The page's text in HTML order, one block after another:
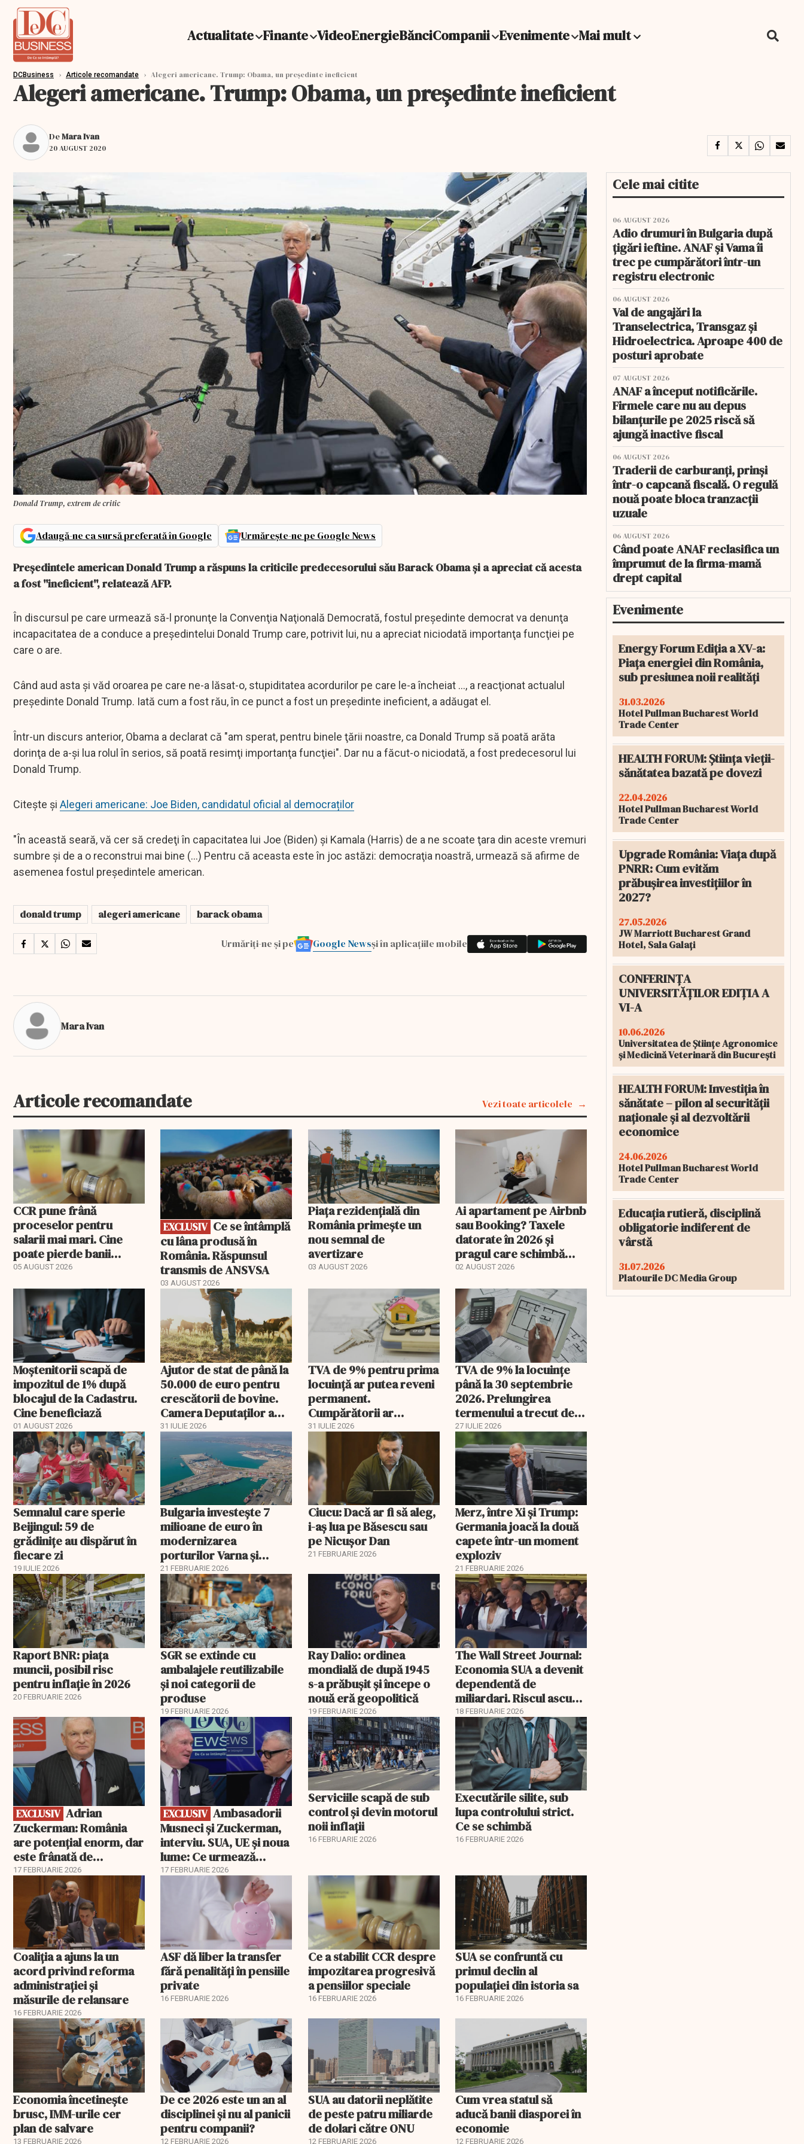
Actualitate Finante VideoEnergieBănciCompanii Evenimente Mai mult
DCBusiness › Articole recomandate › Alegeri americane. Trump: Obama, un președinte ineficient
Alegeri americane. Trump: Obama, un președinte ineficient
DeMara Ivan
20 AUGUST 2020
Donald Trump, extrem de critic
Adaugă-ne ca sursă preferată în Google Urmărește-ne pe Google News
Preşedintele american Donald Trump a răspuns la criticile predecesorului său Barack Obama şi a apreciat că acesta
a fost ''ineficient'', relatează AFP.
În discursul pe care urmează să-l pronunţe la Convenţia Naţională Democrată, fostul preşedinte democrat va denunţa
incapacitatea de a conduce a preşedintelui Donald Trump care, potrivit lui, nu a apreciat niciodată importanţa funcţiei pe
care o are.
Când aud asta şi văd oroarea pe care ne-a lăsat-o, stupiditatea acordurilor pe care le-a încheiat ..., a reacţionat actualul
preşedinte Donald Trump. Iată cum a fost rău, în ce punct a fost un preşedinte ineficient, a adăugat el.
Într-un discurs anterior, Obama a declarat că "am sperat, pentru binele ţării noastre, ca Donald Trump să poată arăta
dorinţa de a-şi lua rolul în serios, să poată resimţi importanţa funcţiei". Dar nu a făcut-o niciodată, a fost predecesorul lui
Donald Trump.
Citește și Alegeri americane: Joe Biden, candidatul oficial al democraților
"În această seară, vă cer să credeţi în capacitatea lui Joe (Biden) şi Kamala (Harris) de a ne scoate ţara din aceste vremuri
sumbre şi de a o reconstrui mai bine (...) Pentru că aceasta este în joc astăzi: democraţia noastră, urmează să afirme de
asemenea fostul preşedintele american.
donald trump alegeri americane barack obama
Urmăriți-ne și pe Google Newsși în aplicațiile mobile
Mara Ivan
Articole recomandate Vezi toate articolele
CCR pune frână
proceselor pentru
salarii mai mari. Cine
poate pierde banii
ceruți statului
05 AUGUST 2026
EXCLUSIV
EXCLUSIV
cu lâna produsă în
România. Răspunsul
transmis de ANSVSA
03 AUGUST 2026
Piața rezidențială din
România primește un
nou semnal de
avertizare
03 AUGUST 2026
Ai apartament pe Airbnb
sau Booking? Taxele
datorate în 2026 și
pragul care schimbă
regimul fiscal
02 AUGUST 2026
Moștenitorii scapă de
impozitul de 1% după
blocajul de la Cadastru.
Cine beneficiază
01 AUGUST 2026
Ajutor de stat de până la
50.000 de euro pentru
crescătorii de bovine.
Camera Deputaților a
aprobat schema
31 IULIE 2026
TVA de 9% pentru prima
locuință ar putea reveni
permanent.
Cumpărătorii ar
economisi zeci de mii de
31 IULIE 2026
TVA de 9% la locuințe
până la 30 septembrie
2026. Prelungirea
termenului a trecut de
comisia din Parlament
27 IULIE 2026
Semnalul care sperie
Beijingul: 59 de
grădinițe au dispărut în
fiecare zi
19 IULIE 2026
Bulgaria investește 7
milioane de euro în
modernizarea
porturilor Varna și
Burgas
21 FEBRUARIE 2026
Ciucu: Dacă ar fi să aleg,
i-aș lua pe Băsescu sau
pe Nicușor Dan
21 FEBRUARIE 2026
Merz, între Xi și Trump:
Germania joacă la două
capete într-un moment
exploziv
21 FEBRUARIE 2026
Raport BNR: piața
muncii, posibil risc
pentru inflație în 2026
20 FEBRUARIE 2026
SGR se extinde cu
ambalajele reutilizabile
și noi categorii de
produse
19 FEBRUARIE 2026
Ray Dalio: ordinea
mondială de după 1945
s-a prăbușit și începe o
nouă eră geopolitică
19 FEBRUARIE 2026
The Wall Street Journal:
Economia SUA a devenit
dependentă de
miliardari. Riscul ascuns
pentru burse și consum
18 FEBRUARIE 2026
EXCLUSIV
EXCLUSIV
Zuckerman: România
are potențial enorm, dar
este frânată de
corupție, companii de
stat și influența
propagandei ruse
17 FEBRUARIE 2026
EXCLUSIV
EXCLUSIV Ambasadorii
Musneci și Zuckerman,
interviu. SUA, UE și noua
lume: Ce urmează
pentru România
17 FEBRUARIE 2026
Serviciile scapă de sub
control și devin motorul
noii inflații
16 FEBRUARIE 2026
Executările silite, sub
lupa controlului strict.
Ce se schimbă
16 FEBRUARIE 2026
Coaliția a ajuns la un
acord privind reforma
administrației și
măsurile de relansare
16 FEBRUARIE 2026
ASF dă liber la transfer
fără penalități în pensiile
private
16 FEBRUARIE 2026
Ce a stabilit CCR despre
impozitarea progresivă
a pensiilor speciale
16 FEBRUARIE 2026
SUA se confruntă cu
primul declin al
populației din istoria sa
16 FEBRUARIE 2026
Economia încetinește
brusc, IMM-urile cer
plan de salvare
13 FEBRUARIE 2026
De ce 2026 este un an al
disciplinei și nu al panicii
pentru companii?
12 FEBRUARIE 2026
SUA au datorii neplătite
de peste patru miliarde
de dolari către ONU
12 FEBRUARIE 2026
Cum vrea statul să
aducă banii diasporei în
economie
12 FEBRUARIE 2026
Cele mai citite
06 AUGUST 2026
Adio drumuri în Bulgaria după
țigări ieftine. ANAF și Vama îi
trec pe cumpărători într-un
registru electronic
06 AUGUST 2026
Val de angajări la
Transelectrica, Transgaz și
Hidroelectrica. Aproape 400 de
posturi aprobate
07 AUGUST 2026
ANAF a început notificările.
Firmele care nu au depus
bilanțurile pe 2025 riscă să
ajungă inactive fiscal
06 AUGUST 2026
Traderii de carburanți, prinși
într-o capcană fiscală. O regulă
nouă poate bloca tranzacții
uzuale
06 AUGUST 2026
Când poate ANAF reclasifica un
împrumut de la firma-mamă
drept capital
Evenimente
Energy Forum Ediția a XV-a:
Piața energiei din România,
sub presiunea noii realități
31.03.2026
Hotel Pullman Bucharest World
Trade Center
HEALTH FORUM: Știința vieții-
sănătatea bazată pe dovezi
22.04.2026
Hotel Pullman Bucharest World
Trade Center
Upgrade România: Viața după
PNRR: Cum evităm
prăbușirea investițiilor în
2027?
27.05.2026
JW Marriott Bucharest Grand
Hotel, Sala Galați
CONFERINȚA
UNIVERSITĂȚILOR EDIȚIA A
VI-A
10.06.2026
Universitatea de Științe Agronomice
și Medicină Veterinară din București
HEALTH FORUM: Investiția în
sănătate – pilon al securității
naționale și al dezvoltării
economice
24.06.2026
Hotel Pullman Bucharest World
Trade Center
Educația rutieră, disciplină
obligatorie indiferent de
vârstă
31.07.2026
Platourile DC Media Group